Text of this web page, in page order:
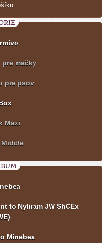
pre mačky
pre psov
Maxi
Middle
to Nyliram JW ShCEx
Minebea